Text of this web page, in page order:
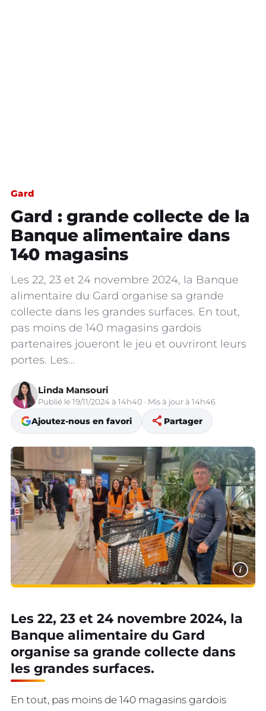
Gard
Gard : grande collecte de la
Banque alimentaire dans
140 magasins
Les 22, 23 et 24 novembre 2024, la Banque
alimentaire du Gard organise sa grande
collecte dans les grandes surfaces. En tout,
pas moins de 140 magasins gardois
partenaires joueront le jeu et ouvriront leurs
portes. Les…
Linda Mansouri
Publié le 19/11/2024 à 14h40 · Mis à jour à 14h46
Ajoutez-nous en favori share Partager
i
Les 22, 23 et 24 novembre 2024, la
Banque alimentaire du Gard
organise sa grande collecte dans
les grandes surfaces.
En tout, pas moins de 140 magasins gardois